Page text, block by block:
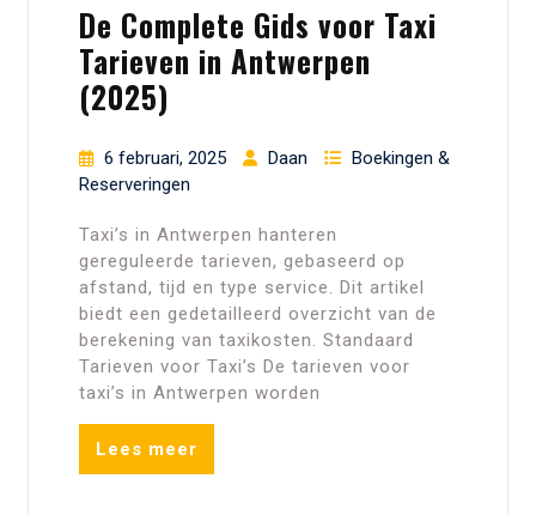
De Complete Gids voor Taxi
Tarieven in Antwerpen
(2025)
6 februari, 2025 Daan
Boekingen &
Reserveringen
Taxi’s in Antwerpen hanteren
gereguleerde tarieven, gebaseerd op
afstand, tijd en type service. Dit artikel
biedt een gedetailleerd overzicht van de
berekening van taxikosten. Standaard
Tarieven voor Taxi’s De tarieven voor
taxi’s in Antwerpen worden
Lees meer